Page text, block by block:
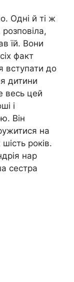
Одні й ті ж
розповіла,
їй. Вони
факт
вступати до
дитини
весь цей
і
Він
на
років.
нар
сестра